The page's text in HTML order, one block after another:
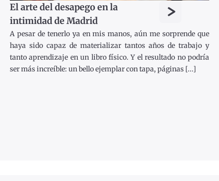
El arte del desapego en la
intimidad de Madrid
>
A pesar de tenerlo ya en mis manos, aún me sorprende que
haya sido capaz de materializar tantos años de trabajo y
tanto aprendizaje en un libro físico. Y el resultado no podría
ser más increíble: un bello ejemplar con tapa, páginas [...]